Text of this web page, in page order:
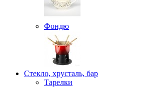
Фондю
Стекло, хрусталь, бар
Тарелки